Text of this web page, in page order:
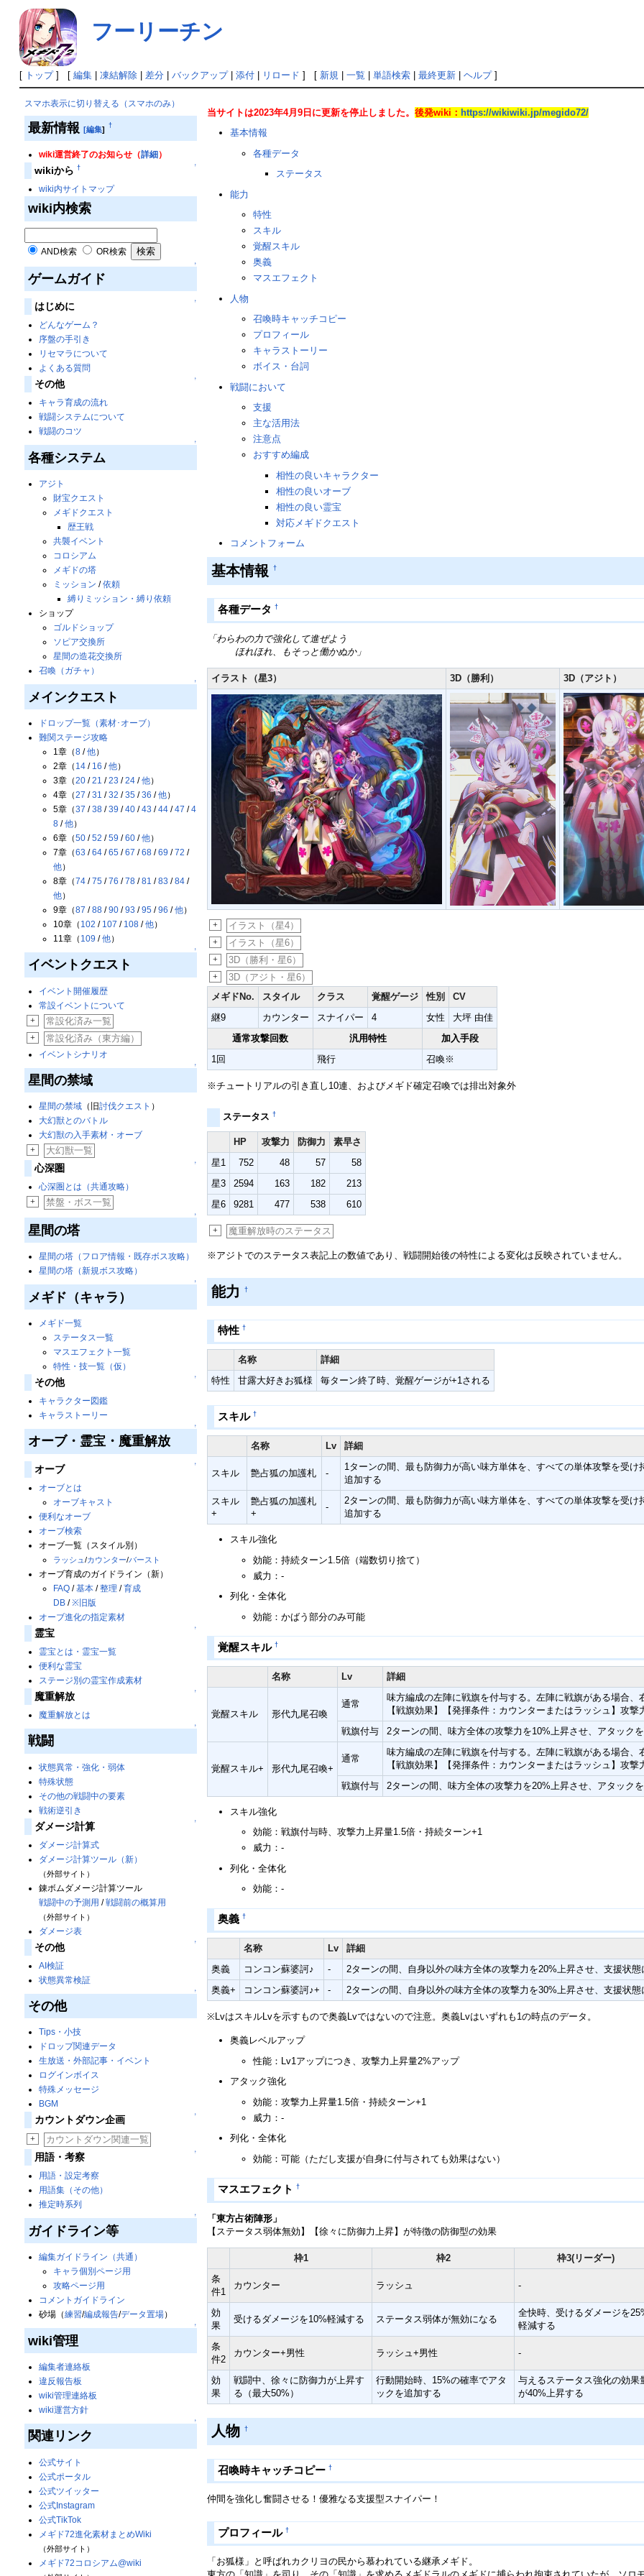
フーリーチン
[ トップ] [ 編集| 凍結解除| 差分| バックアップ| 添付| リロード ] [ 新規| 一覧 単語検索| 最終更新| ヘルプ]
スマホ表示に切り替える（スマホのみ）
最新情報[編集] †
wiki運営終了のお知らせ（詳細）
↑
wikiから †
wiki内サイトマップ
wiki内検索
AND検索 OR検索
↑
ゲームガイド
↑
はじめに
どんなゲーム？
序盤の手引き
リセマラについて
よくある質問
↑
その他
キャラ育成の流れ
戦闘システムについて
戦闘のコツ
↑
各種システム
アジト
財宝クエスト
メギドクエスト
歴王戦
共襲イベント
コロシアム
メギドの塔
ミッション /依頼
縛りミッション・縛り依頼
ショップ
ゴルドショップ
ソピア交換所
星間の造花交換所
召喚（ガチャ）
↑
メインクエスト
ドロップ一覧（素材･オーブ）
難関ステージ攻略
1章（8/他）
2章（ 14/ 16 /他）
3章（20/21 /23 /24/他）
4章（27 /31 /32 /35/36 /他）
5章（37 /38/39 /40/43 /44/47 /4
8/他）
6章（50/52 /59 /60/他）
7章（63 /64/65/67 /68/69 /72 /
他）
8章（74/75/76 /78/81 /83 /84/
他）
9章（87 /88/90/93 /95/96 /他）
10章（ 102 / 107 / 108/他）
11章（ 109 /他）
↑
イベントクエスト
イベント開催履歴
常設イベントについて
+
常設化済み一覧
+ 常設化済み（東方編）
イベントシナリオ
↑
星間の禁域
星間の禁域（旧討伐クエスト ）
大幻獣とのバトル
大幻獣の入手素材・オーブ
+
大幻獣一覧
↑
心深圏
心深圏とは（共通攻略）
+
禁盤・ボス一覧
↑
星間の塔
星間の塔（フロア情報・既存ボス攻略）
星間の塔（新規ボス攻略）
↑
メギド（キャラ）
メギド一覧
ステータス一覧
マスエフェクト一覧
特性・技一覧（仮）
↑
その他
キャラクター図鑑
キャラストーリー
↑
オーブ・霊宝・魔重解放
↑
オーブ
オーブとは
オーブキャスト
便利なオーブ
オーブ検索
オーブ一覧（スタイル別）
ラッシュ /カウンター/バースト
オーブ育成のガイドライン（新）
FAQ/基本/整理 /育成
DB/※旧版
オーブ進化の指定素材
↑
霊宝
霊宝とは・霊宝一覧
便利な霊宝
ステージ別の霊宝作成素材
↑
魔重解放
魔重解放とは
↑
戦闘
状態異常・強化・弱体
特殊状態
その他の戦闘中の要素
戦術逆引き
↑
ダメージ計算
ダメージ計算式
ダメージ計算ツール（新）
（外部サイト）
錬ボムダメージ計算ツール
戦闘中の予測用 /戦闘前の概算用
（外部サイト）
ダメージ表
↑
その他
AI検証
状態異常検証
↑
その他
Tips・小技
ドロップ関連データ
生放送・外部記事・イベント
ログインボイス
特殊メッセージ
BGM
↑
カウントダウン企画
+ カウントダウン関連一覧
↑
用語・考察
用語・設定考察
用語集（その他）
推定時系列
↑
ガイドライン等
編集ガイドライン（共通）
キャラ個別ページ用
攻略ページ用
コメントガイドライン
砂場（練習/編成報告/データ置場）
↑
wiki管理
編集者連絡板
違反報告板
wiki管理連絡板
wiki運営方針
↑
関連リンク
公式サイト
公式ポータル
公式ツイッター
公式Instagram
公式TikTok
メギド72進化素材まとめWiki
（外部サイト）
メギド72コロシアム@wiki
当サイトは2023年4月9日に更新を停止しました。後発wiki： https://wikiwiki.jp/megido72/
基本情報
各種データ
ステータス
能力
特性
スキル
覚醒スキル
奥義
マスエフェクト
人物
召喚時キャッチコピー
プロフィール
キャラストーリー
ボイス・台詞
戦闘において
支援
主な活用法
注意点
おすすめ編成
相性の良いキャラクター
相性の良いオーブ
相性の良い霊宝
対応メギドクエスト
コメントフォーム
基本情報†
各種データ †
「わらわの力で強化して進ぜよう
ほれほれ、もそっと働かぬか」
イラスト（星3） 3D（勝利） 3D（アジト）
+ イラスト（星4）
+ イラスト（星6）
+ 3D（勝利・星6）
+
3D（アジト・星6）
メギドNo.
スタイル クラス 覚醒ゲージ 性別
CV
継9
カウンター スナイパー 4 女性
大坪 由佳
通常攻撃回数
汎用特性
加入手段
1回
飛行 召喚※
※チュートリアルの引き直し10連、およびメギド確定召喚では排出対象外
ステータス †
HP 攻撃力 防御力
素早さ
星1
752 48 57
58
星3
2594 163 182
213
星6
9281 477 538 610
+ 魔重解放時のステータス
※アジトでのステータス表記上の数値であり、戦闘開始後の特性による変化は反映されていません。
能力†
特性 †
名称
詳細
特性
甘露大好きお狐様 毎ターン終了時、覚醒ゲージが+1される
スキル †
名称 Lv 詳細
スキル 艶占狐の加護札 -
1ターンの間、最も防御力が高い味方単体を、すべての単体攻撃を受
追加する
スキル
+
艶占狐の加護札
+
-
2ターンの間、最も防御力が高い味方単体を、すべての単体攻撃を受
追加する
スキル強化
効能：持続ターン1.5倍（端数切り捨て）
威力：-
列化・全体化
効能：かばう部分のみ可能
覚醒スキル †
名称 Lv 詳細
覚醒スキル 形代九尾召喚
通常
味方編成の左陣に戦旗を付与する。左陣に戦旗がある場合
【戦旗効果】【発揮条件：カウンターまたはラッシュ】攻
戦旗付与
2ターンの間、味方全体の攻撃力を10%上昇させ、アタック
覚醒スキル+ 形代九尾召喚+
通常
味方編成の左陣に戦旗を付与する。左陣に戦旗がある場合
【戦旗効果】【発揮条件：カウンターまたはラッシュ】攻
戦旗付与
2ターンの間、味方全体の攻撃力を20%上昇させ、アタック
スキル強化
効能：戦旗付与時、攻撃力上昇量1.5倍・持続ターン+1
威力：-
列化・全体化
効能：-
奥義 †
名称 Lv
詳細
奥義
コンコン蘇婆訶♪ -
2ターンの間、自身以外の味方全体の攻撃力を20%上昇させ、支援状態
奥義+
コンコン蘇婆訶♪+ - 2ターンの間、自身以外の味方全体の攻撃力を30%上昇させ、支援状態
※LvはスキルLvを示すもので奥義Lvではないので注意。奥義Lvはいずれも1の時点のデータ。
奥義レベルアップ
性能：Lv1アップにつき、攻撃力上昇量2%アップ
アタック強化
効能：攻撃力上昇量1.5倍・持続ターン+1
威力：-
列化・全体化
効能：可能（ただし支援が自身に付与されても効果はない）
マスエフェクト †
「東方占術陣形」
【ステータス弱体無効】【徐々に防御力上昇】が特徴の防御型の効果
枠1 枠2 枠3(リーダー)
条
件1
カウンター ラッシュ -
効
果
受けるダメージを10%軽減する ステータス弱体が無効になる
全快時、受けるダメージを
軽減する
条
件2
カウンター+男性 ラッシュ+男性 -
効
果
戦闘中、徐々に防御力が上昇す
る（最大50%）
行動開始時、15%の確率でアタ
ックを追加する
与えるステータス強化の効果
が40%上昇する
人物†
召喚時キャッチコピー †
仲間を強化し奮闘させる！優雅なる支援型スナイパー！
プロフィール †
「お狐様」と呼ばれカクリヨの民から慕われている継承メギド。